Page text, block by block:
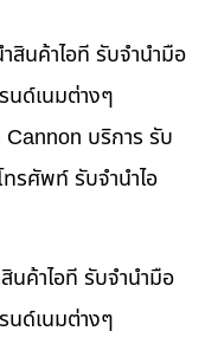
สินค้าไอที รับจำนำมือ
นด์เนมต่างๆ
บริการ รับ
รศัพท์ รับจำนำไอ
นค้าไอที รับจำนำมือ
นด์เนมต่างๆ